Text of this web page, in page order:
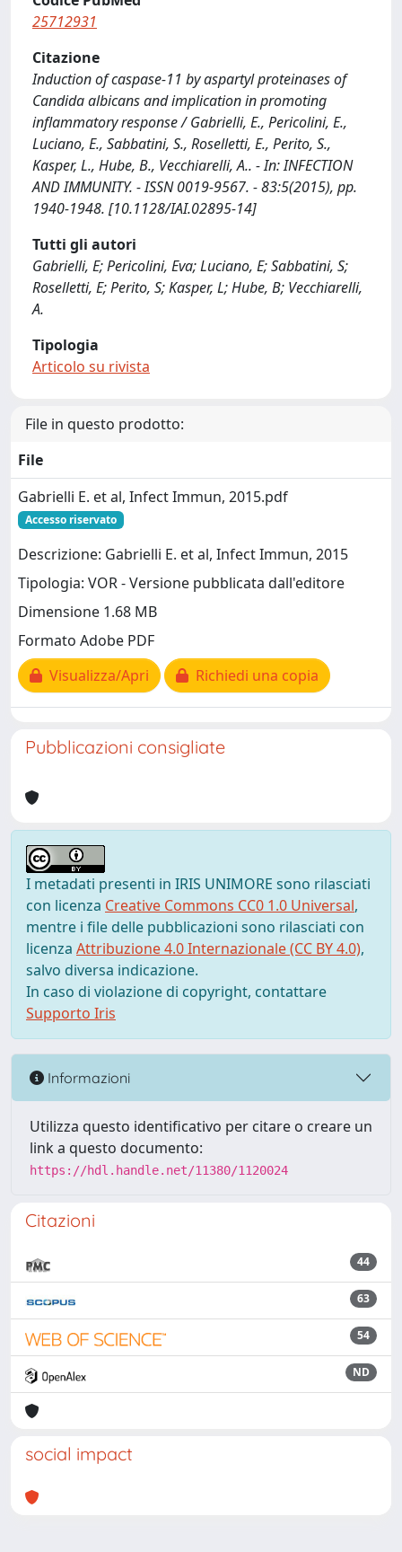
25712931
Citazione
Induction of caspase-11 by aspartyl proteinases of
Candida albicans and implication in promoting
inflammatory response / Gabrielli, E., Pericolini, E.,
Luciano, E., Sabbatini, S., Roselletti, E., Perito, S.,
Kasper, L., Hube, B., Vecchiarelli, A.. - In: INFECTION
AND IMMUNITY. - ISSN 0019-9567. - 83:5(2015), pp.
1940-1948. [10.1128/IAI.02895-14]
Tutti gli autori
Gabrielli, E; Pericolini, Eva; Luciano, E; Sabbatini, S;
Roselletti, E; Perito, S; Kasper, L; Hube, B; Vecchiarelli,
A.
Tipologia
Articolo su rivista
File in questo prodotto:
File
Gabrielli E. et al, Infect Immun, 2015.pdf
Accesso riservato
Descrizione: Gabrielli E. et al, Infect Immun, 2015
Tipologia: VOR - Versione pubblicata dall'editore
Dimensione 1.68 MB
Formato Adobe PDF
Visualizza/Apri
Richiedi una copia
Pubblicazioni consigliate
I metadati presenti in IRIS UNIMORE sono rilasciati
con licenza Creative Commons CC0 1.0 Universal,
mentre i file delle pubblicazioni sono rilasciati con
licenza Attribuzione 4.0 Internazionale (CC BY 4.0),
salvo diversa indicazione.
In caso di violazione di copyright, contattare
Supporto Iris
Informazioni
Utilizza questo identificativo per citare o creare un
link a questo documento:
https://hdl.handle.net/11380/1120024
Citazioni
44
63
54
ND
social impact